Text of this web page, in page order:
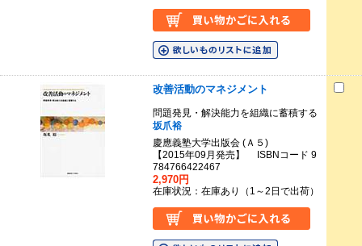
改善活動のマネジメント
問題発見・解決能力を組織に蓄積する
坂爪裕
慶應義塾大学出版会 (Ａ５)
【2015年09月発売】 ISBNコード 9
784766422467
2,970円
在庫状況：在庫あり（1～2日で出荷）